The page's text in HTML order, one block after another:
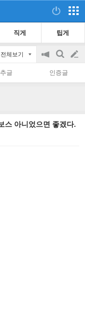
직게 팁게
전체보기
공
on/off
검
색
글
쓰
글 인증글
스 아니었으면 좋겠다.